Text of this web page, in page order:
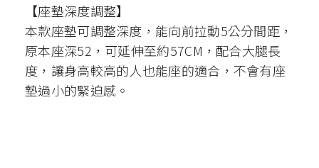
【座墊深度調整】
本款座墊可調整深度，能向前拉動5公分間距，
原本座深52，可延伸至約57CM，配合大腿長
度，讓身高較高的人也能座的適合，不會有座
墊過小的緊迫感。